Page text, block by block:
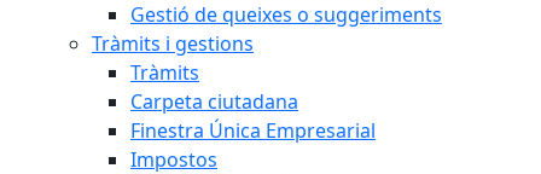
Gestió de queixes o suggeriments
Tràmits i gestions
Tràmits
Carpeta ciutadana
Finestra Única Empresarial
Impostos